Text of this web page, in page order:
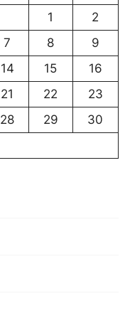
1
2
7 8
9
14 15
16
21 22
23
28 29
30